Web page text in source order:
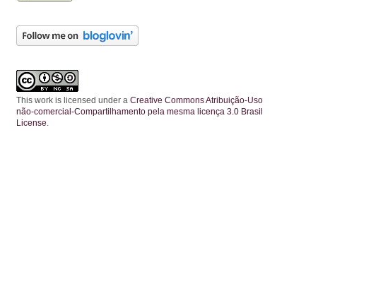
This work is licensed under a Creative Commons Atribuição-Uso
não-comercial-Compartilhamento pela mesma licença 3.0 Brasil
License.